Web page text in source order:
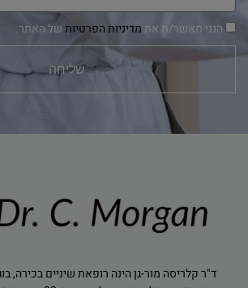
הנני מאשר/ת אתמדיניות הפרטיותשל האתר.
שליחה
ד"ר קלריסה מור-גן הינה רופאת שיניים בכירה,